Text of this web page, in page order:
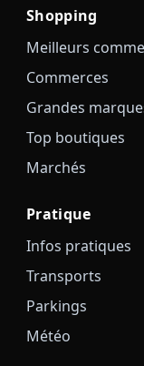
Shopping
Meilleurs
Commerces
Grandes
Top boutiques
Marchés
Pratique
Infos pratiques
Transports
Parkings
Météo